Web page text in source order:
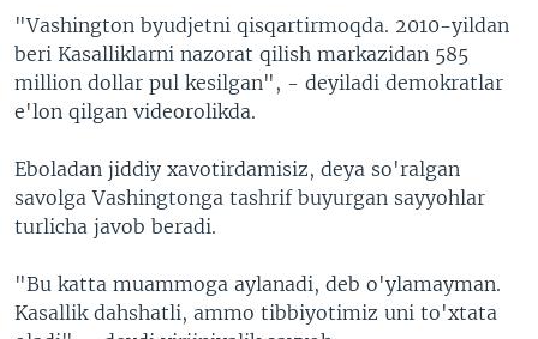
"Vashington byudjetni qisqartirmoqda. 2010-yildan
beri Kasalliklarni nazorat qilish markazidan 585
million dollar pul kesilgan", - deyiladi demokratlar
e'lon qilgan videorolikda.
Eboladan jiddiy xavotirdamisiz, deya so'ralgan
savolga Vashingtonga tashrif buyurgan sayyohlar
turlicha javob beradi.
"Bu katta muammoga aylanadi, deb o'ylamayman.
Kasallik dahshatli, ammo tibbiyotimiz uni to'xtata